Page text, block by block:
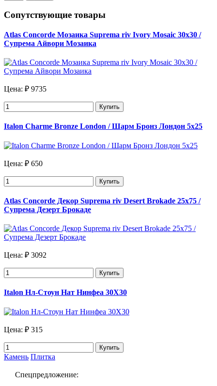
Сопутствующие товары
Atlas Concorde Мозаика Suprema riv Ivory Mosaic 30х30 /
Супрема Айвори Мозаика
Цена: ₽ 9735
Купить
Italon Charme Bronze London / Шарм Бронз Лондон 5х25
Цена: ₽ 650
Купить
Atlas Concorde Декор Suprema riv Desert Brokade 25х75 /
Супрема Дезерт Брокаде
Цена: ₽ 3092
Купить
Italon Нл-Стоун Нат Нинфеа 30X30
Цена: ₽ 315
Купить
Камень Плитка
Спецпредложение: